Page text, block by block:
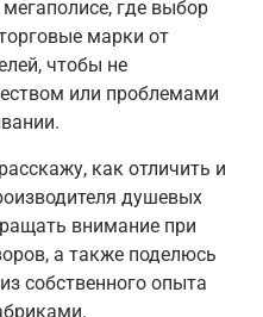
где выбор
марки от
чтобы не
или проблемами
как отличить и
душевых
внимание при
а также поделюсь
собственного опыта